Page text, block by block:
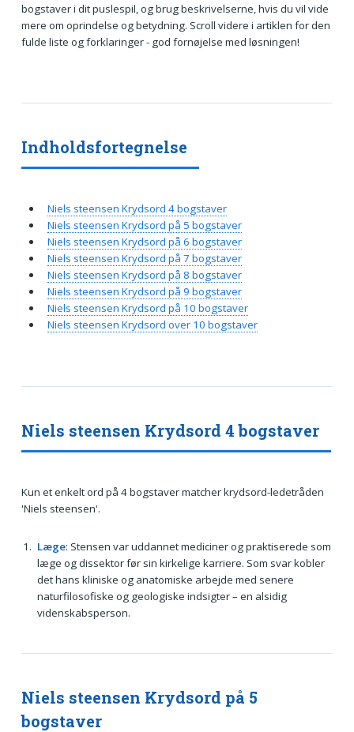
bogstaver i dit puslespil, og brug beskrivelserne, hvis du vil vide
mere om oprindelse og betydning. Scroll videre i artiklen for den
fulde liste og forklaringer - god fornøjelse med løsningen!
Niels steensen Krydsord 4 bogstaver
Kun et enkelt ord på 4 bogstaver matcher krydsord-ledetråden
'Niels steensen'.
Læge: Stensen var uddannet mediciner og praktiserede som
læge og dissektor før sin kirkelige karriere. Som svar kobler
det hans kliniske og anatomiske arbejde med senere
naturfilosofiske og geologiske indsigter – en alsidig
videnskabsperson.
Niels steensen Krydsord på 5
bogstaver
Indholdsfortegnelse
Niels steensen Krydsord 4 bogstaver
Niels steensen Krydsord på 5 bogstaver
Niels steensen Krydsord på 6 bogstaver
Niels steensen Krydsord på 7 bogstaver
Niels steensen Krydsord på 8 bogstaver
Niels steensen Krydsord på 9 bogstaver
Niels steensen Krydsord på 10 bogstaver
Niels steensen Krydsord over 10 bogstaver